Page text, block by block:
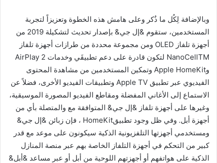
وبالإضافة لِكُل ما ذُكر وعلى هامش هذه الخطوة وتعزيزاً لتجربة
المستخدمين، ستقوم &إل جي& بإصدار تحديث لتشكيلة 2019 من
أجهزة تلفاز OLED ومن مجموعة محددة من طرازات أجهزة تلفاز
NanoCellTM
لتكون قادرة على دعم تطبيقَي وخدمات AirPlay 2
وApple HomeKit وتمكين المستخدمين من مشاهدة المحتوى
الفيديوي عبر تطبيق Apple TV وتطبيقات الفيديو الأخرى، فضلاً عن
الاستماع إلى الأغاني المفضلة ومقاطع الفيديو المصورة الموسيقية،
وغيرها على أجهزة تلفاز &إل جي& المتوافقة مع والمتصلة بأي من
أجهزة أبل. وفي ظل وجود تطبيقHomeKit ، فإن زبائن &إل جي&
ومستخدمي أجهزتها التلفزيونية الذكية سيكونون على موعد مع قدر
كبير من التحكم في أجهزة التلفاز الخاصة بهم عبر منصة المنازل
الذكية على هواتفهم أو أجهزتهم اللوحية من أبل أو عبر مساعد &أبل&